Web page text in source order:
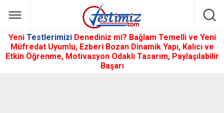
Yeni Testlerimizi Denediniz mi? Bağlam Temelli ve Yeni
Müfredat Uyumlu, Ezberi Bozan Dinamik Yapı, Kalıcı ve
Etkin Öğrenme, Motivasyon Odaklı Tasarım, Paylaşılabilir
Başarı